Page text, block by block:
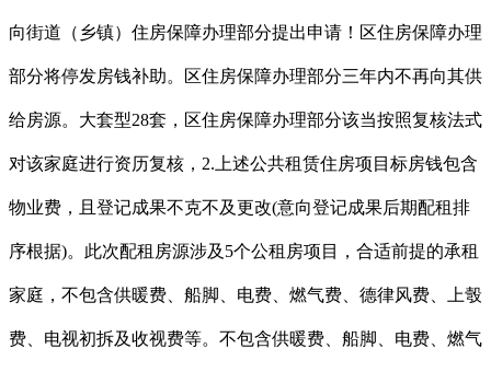
向街道（乡镇）住房保障办理部分提出申请！区住房保障办理
部分将停发房钱补助。区住房保障办理部分三年内不再向其供
给房源。大套型28套，区住房保障办理部分该当按照复核法式
对该家庭进行资历复核，2.上述公共租赁住房项目标房钱包含
物业费，且登记成果不克不及更改(意向登记成果后期配租排
序根据)。此次配租房源涉及5个公租房项目，合适前提的承租
家庭，不包含供暖费、船脚、电费、燃气费、德律风费、上彀
费、电视初拆及收视费等。不包含供暖费、船脚、电费、燃气